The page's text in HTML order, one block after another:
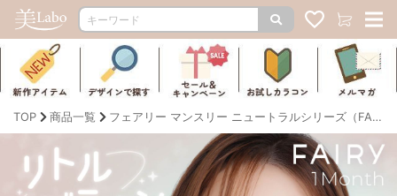
TOP 商品一覧 フェアリー マンスリー ニュートラルシリーズ（FAIRY1month NEUTRAL SERIES）